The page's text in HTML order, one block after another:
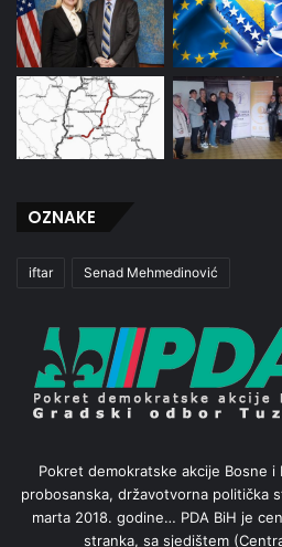
OZNAKE
iftar Senad Mehmedinović
Pokret demokratske akcije Bosne i
probosanska, državotvorna politička
marta 2018. godine… PDA BiH je
stranka, sa sjedištem